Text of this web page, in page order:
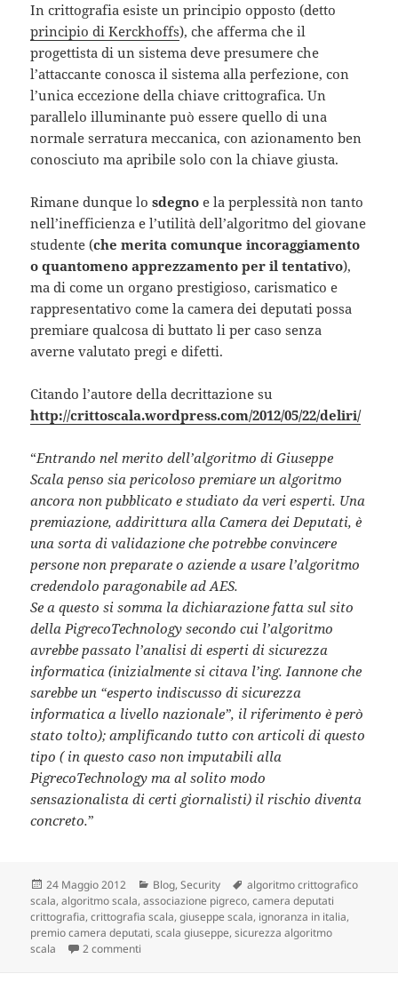
In crittografia esiste un principio opposto (detto
principio di Kerckhoffs), che afferma che il
progettista di un sistema deve presumere che
l’attaccante conosca il sistema alla perfezione, con
l’unica eccezione della chiave crittografica. Un
parallelo illuminante può essere quello di una
normale serratura meccanica, con azionamento ben
conosciuto ma apribile solo con la chiave giusta.
Rimane dunque losdegno e la perplessità non tanto
nell’inefficienza e l’utilità dell’algoritmo del giovane
studente (che merita comunque incoraggiamento
o quantomeno apprezzamento per il tentativo),
ma di come un organo prestigioso, carismatico e
rappresentativo come la camera dei deputati possa
premiare qualcosa di buttato li per caso senza
averne valutato pregi e difetti.
Citando l’autore della decrittazione su
http://crittoscala.wordpress.com/2012/05/22/deliri/
“Entrando nel merito dell’algoritmo di Giuseppe
Scala penso sia pericoloso premiare un algoritmo
ancora non pubblicato e studiato da veri esperti. Una
premiazione, addirittura alla Camera dei Deputati, è
una sorta di validazione che potrebbe convincere
persone non preparate o aziende a usare l’algoritmo
credendolo paragonabile ad AES.
Se a questo si somma la dichiarazione fatta sul sito
della PigrecoTechnology secondo cui l’algoritmo
avrebbe passato l’analisi di esperti di sicurezza
informatica (inizialmente si citava l’ing. Iannone che
sarebbe un “esperto indiscusso di sicurezza
informatica a livello nazionale”, il riferimento è però
stato tolto); amplificando tutto con articoli di questo
tipo ( in questo caso non imputabili alla
PigrecoTechnology ma al solito modo
sensazionalista di certi giornalisti) il rischio diventa
concreto.”
Scritto
il
24 Maggio 2012 Categorie
Blog,Security Tag
algoritmo crittografico
scala,algoritmo scala,associazione pigreco,camera deputati
crittografia,crittografia scala,giuseppe scala, ignoranza in italia,
premio camera deputati,scala giuseppe,sicurezza algoritmo
scala
2 commenti